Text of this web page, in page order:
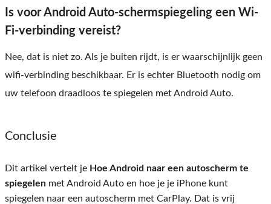
Is voor Android Auto-schermspiegeling een Wi-
Fi-verbinding vereist?
Nee, dat is niet zo. Als je buiten rijdt, is er waarschijnlijk geen
wifi-verbinding beschikbaar. Er is echter Bluetooth nodig om
uw telefoon draadloos te spiegelen met Android Auto.
Conclusie
Dit artikel vertelt je Hoe Android naar een autoscherm te
spiegelen met Android Auto en hoe je je iPhone kunt
spiegelen naar een autoscherm met CarPlay. Dat is vrij